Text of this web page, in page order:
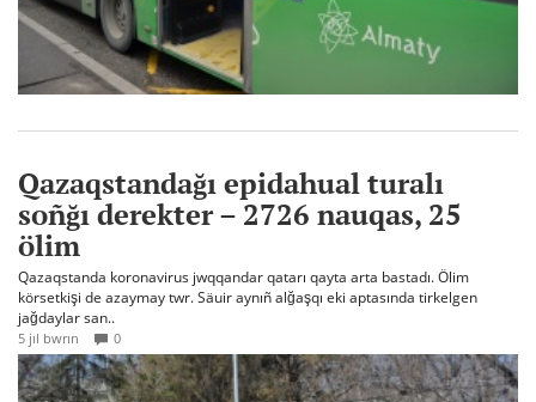
Qazaqstandağı epidahual turalı
soñğı derekter – 2726 nauqas, 25
ölim
Qazaqstanda koronavirus jwqqandar qatarı qayta arta bastadı. Ölim
körsetkişi de azaymay twr. Säuir aynıñ alğaşqı eki aptasında tirkelgen
jağdaylar san..
5 jıl bwrın 0